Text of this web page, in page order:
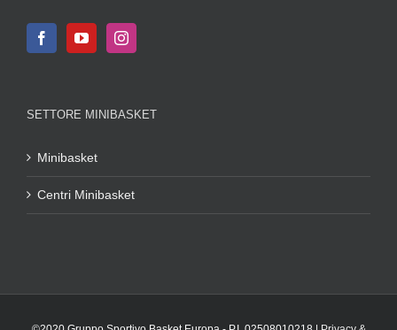
SETTORE MINIBASKET
Minibasket
Centri Minibasket